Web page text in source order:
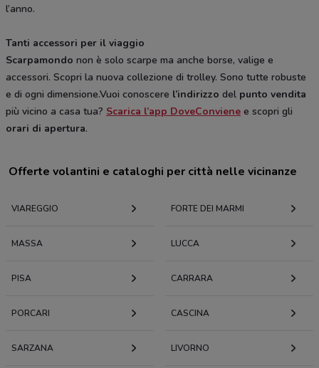
l’anno.
Tanti accessori per il viaggio
Scarpamondo non è solo scarpe ma anche borse, valige e
accessori. Scopri la nuova collezione di trolley. Sono tutte robuste
e di ogni dimensione.Vuoi conoscere l’indirizzo del punto vendita
più vicino a casa tua? Scarica l’app DoveConviene e scopri gli
orari di apertura.
Offerte volantini e cataloghi per città nelle vicinanze
VIAREGGIO FORTE DEI MARMI
MASSA LUCCA
PISA CARRARA
PORCARI CASCINA
SARZANA LIVORNO